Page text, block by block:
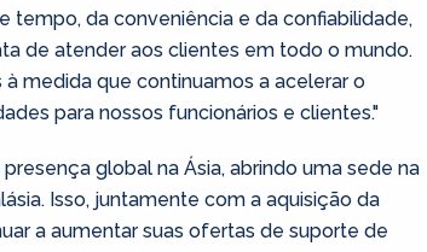
tempo, da conveniência e da confiabilidade,
de atender aos clientes em todo o mundo.
medida que continuamos a acelerar o
para nossos funcionários e clientes."
global na Ásia, abrindo uma sede na
Isso, juntamente com a aquisição da
a aumentar suas ofertas de suporte de